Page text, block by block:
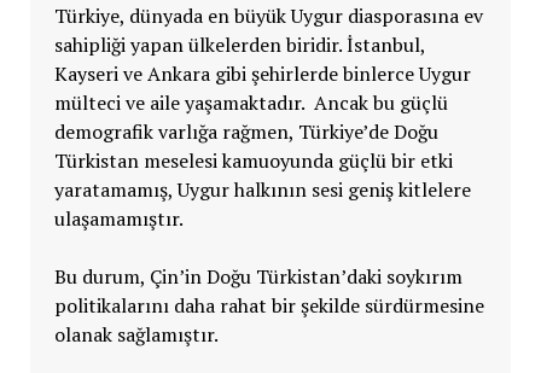
Türkiye, dünyada en büyük Uygur diasporasına ev
sahipliği yapan ülkelerden biridir. İstanbul,
Kayseri ve Ankara gibi şehirlerde binlerce Uygur
mülteci ve aile yaşamaktadır. Ancak bu güçlü
demografik varlığa rağmen, Türkiye’de Doğu
Türkistan meselesi kamuoyunda güçlü bir etki
yaratamamış, Uygur halkının sesi geniş kitlelere
ulaşamamıştır.
Bu durum, Çin’in Doğu Türkistan’daki soykırım
politikalarını daha rahat bir şekilde sürdürmesine
olanak sağlamıştır.